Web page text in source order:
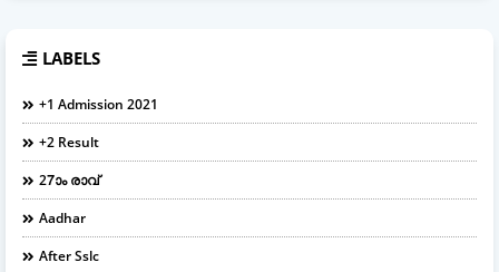
LABELS
+1 Admission 2021
+2 Result
27ാം രാവ്
Aadhar
After Sslc